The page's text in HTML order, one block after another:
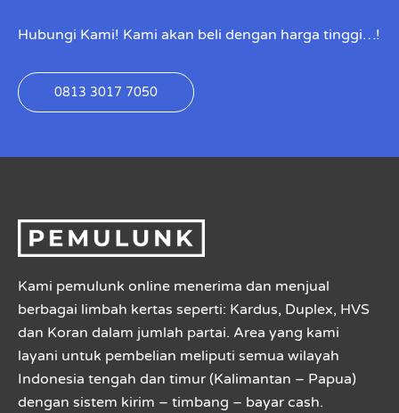
Hubungi Kami! Kami akan beli dengan harga tinggi…!
0813 3017 7050
Kami pemulunk online menerima dan menjual
berbagai limbah kertas seperti: Kardus, Duplex, HVS
dan Koran dalam jumlah partai. Area yang kami
layani untuk pembelian meliputi semua wilayah
Indonesia tengah dan timur (Kalimantan – Papua)
dengan sistem kirim – timbang – bayar cash.